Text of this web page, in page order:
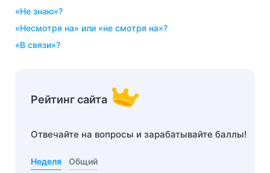
«не знаю»?
«несмотря на» или «не смотря на»?
«в связи»?
Рейтинг сайта
Отвечайте на вопросы и зарабатывайте баллы!
Неделя Общий